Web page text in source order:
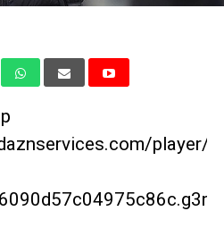
player/